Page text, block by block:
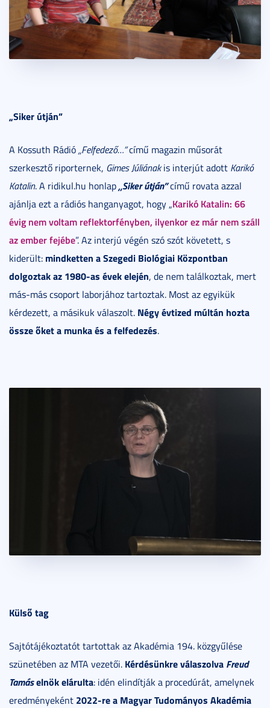
„Siker útján”
A Kossuth Rádió„Felfedező…”című magazin műsorát
szerkesztő riporternek, Gimes Júliánakis interjút adott Karikó
Katalin. A ridikul.hu honlap„Siker útján”című rovata azzal
ajánlja ezt a rádiós hanganyagot, hogy „Karikó Katalin: 66
évig nem voltam reflektorfényben, ilyenkor ez már nem száll
az ember fejébe”. Az interjú végén szó szót követett, s
kiderült: mindketten a Szegedi Biológiai Központban
dolgoztak az 1980-as évek elején, de nem találkoztak, mert
más-más csoport laborjához tartoztak. Most az egyikük
kérdezett, a másikuk válaszolt. Négy évtized múltán hozta
össze őket a munka és a felfedezés.
Külső tag
Sajtótájékoztatót tartottak az Akadémia 194. közgyűlése
szünetében az MTA vezetői. Kérdésünkre válaszolva Freud
Tamáselnök elárulta: idén elindítják a procedúrát, amelynek
eredményeként 2022-re a Magyar Tudományos Akadémia